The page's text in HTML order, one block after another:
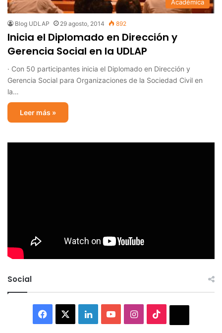
Académica
Blog UDLAP 29 agosto, 2014 892
Inicia el Diplomado en Dirección y
Gerencia Social en la UDLAP
· Con 50 participantes inicia el Diplomado en Dirección y
Gerencia Social para Organizaciones de la Sociedad Civil en
la…
Leer más »
Social
Facebook LinkedInYouTubeInstagram